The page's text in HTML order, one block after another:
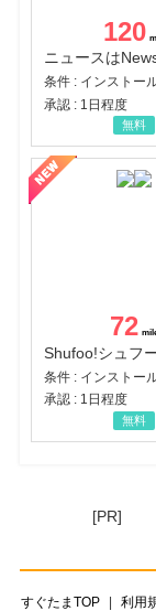
120
承認 : 1日程度
無料
72
Shufoo!シュフ
承認 : 1日程度
無料
[PR]
すぐたまTOP 利用